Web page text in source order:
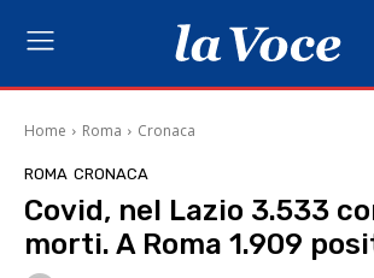
Home Roma Cronaca
ROMA CRONACA
Covid, nel Lazio 3.533
morti. A Roma 1.909